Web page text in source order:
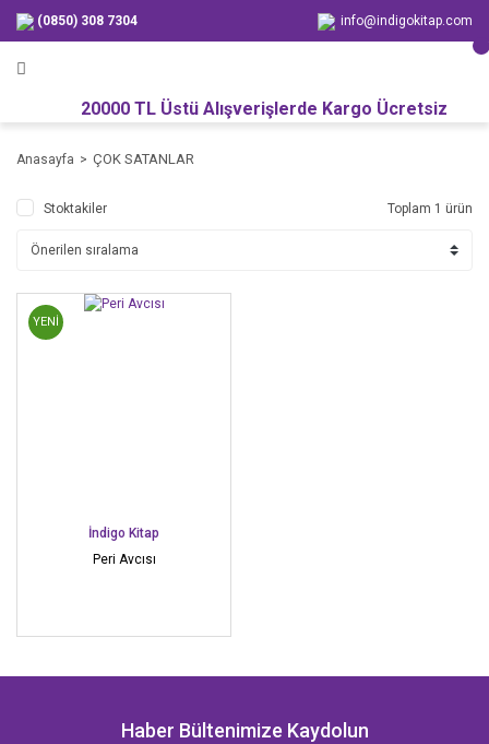
(0850) 308 7304 info@indigokitap.com
20000 TL Üstü Alışverişlerde Kargo Ücretsiz
Anasayfa ÇOK SATANLAR
Stoktakiler Toplam 1 ürün
YENİ
İndigo Kitap
Peri Avcısı
Haber Bültenimize Kaydolun